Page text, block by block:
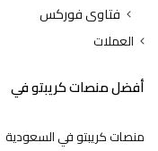
فتاوى فوركس
العملات
أفضل منصات كريبتو في
منصات كريبتو في السعودية